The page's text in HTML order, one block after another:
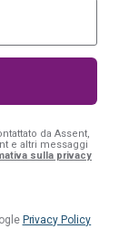
da Assent,
e altri messaggi
sulla privacy
Privacy Policy